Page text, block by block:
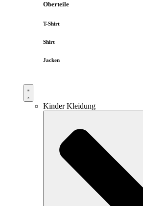
Oberteile
T-Shirt
Shirt
Jacken
Kinder Kleidung